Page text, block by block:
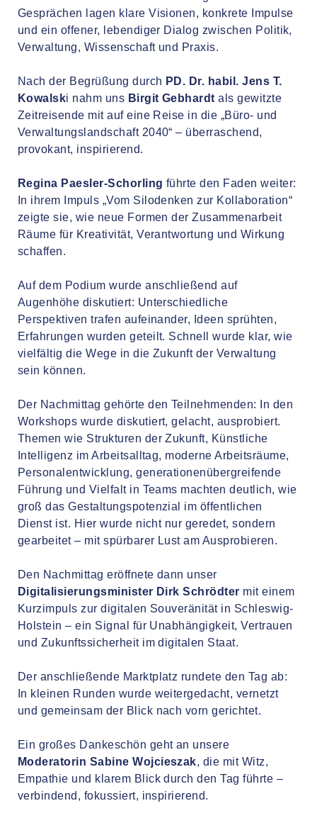
Gesprächen lagen klare Visionen, konkrete Impulse
und ein offener, lebendiger Dialog zwischen Politik,
Verwaltung, Wissenschaft und Praxis.
Nach der Begrüßung durch PD. Dr. habil. Jens T.
Kowalski nahm uns Birgit Gebhardt als gewitzte
Zeitreisende mit auf eine Reise in die „Büro- und
Verwaltungslandschaft 2040“ – überraschend,
provokant, inspirierend.
Regina Paesler-Schorling führte den Faden weiter:
In ihrem Impuls „Vom Silodenken zur Kollaboration“
zeigte sie, wie neue Formen der Zusammenarbeit
Räume für Kreativität, Verantwortung und Wirkung
schaffen.
Auf dem Podium wurde anschließend auf
Augenhöhe diskutiert: Unterschiedliche
Perspektiven trafen aufeinander, Ideen sprühten,
Erfahrungen wurden geteilt. Schnell wurde klar, wie
vielfältig die Wege in die Zukunft der Verwaltung
sein können.
Der Nachmittag gehörte den Teilnehmenden: In den
Workshops wurde diskutiert, gelacht, ausprobiert.
Themen wie Strukturen der Zukunft, Künstliche
Intelligenz im Arbeitsalltag, moderne Arbeitsräume,
Personalentwicklung, generationenübergreifende
Führung und Vielfalt in Teams machten deutlich, wie
groß das Gestaltungspotenzial im öffentlichen
Dienst ist. Hier wurde nicht nur geredet, sondern
gearbeitet – mit spürbarer Lust am Ausprobieren.
Den Nachmittag eröffnete dann unser
Digitalisierungsminister Dirk Schrödter mit einem
Kurzimpuls zur digitalen Souveränität in Schleswig-
Holstein – ein Signal für Unabhängigkeit, Vertrauen
und Zukunftssicherheit im digitalen Staat.
Der anschließende Marktplatz rundete den Tag ab:
In kleinen Runden wurde weitergedacht, vernetzt
und gemeinsam der Blick nach vorn gerichtet.
Ein großes Dankeschön geht an unsere
Moderatorin Sabine Wojcieszak, die mit Witz,
Empathie und klarem Blick durch den Tag führte –
verbindend, fokussiert, inspirierend.